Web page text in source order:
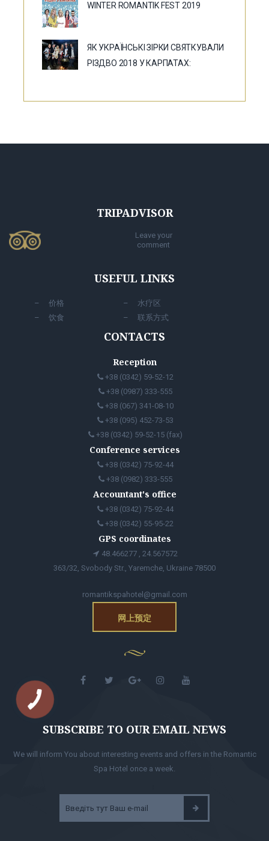
WINTER ROMANTIK FEST 2019
ЯК УКРАЇНСЬКІ ЗІРКИ СВЯТКУВАЛИ
РІЗДВО 2018 У КАРПАТАХ:
TRIPADVISOR
Leave your
comment
USEFUL LINKS
价格
饮食
水疗区
联系方式
CONTACTS
Reception
+38 (0342) 59-52-12
+38 (0987) 333-555
+38 (067) 341-08-10
+38 (095) 452-73-53
+38 (0342) 59-52-15 (fax)
Conference services
+38 (0342) 75-92-44
+38 (0982) 333-555
Accountant's office
+38 (0342) 75-92-44
+38 (0342) 55-95-22
GPS coordinates
48.466277 , 24.567572
363/32, Svobody Str., Yaremche, Ukraine 78500
romantikspahotel@gmail.com
网上预定
SUBSCRIBE TO OUR EMAIL NEWS
We will inform You about interesting events and offers in the Romantic
Spa Hotel once a week.